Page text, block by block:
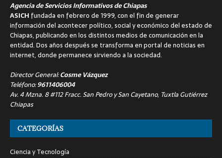
Agencia de Servicios Informativos de Chiapas
ASICH fundada en febrero de 1999, con el fin de generar
información del acontecer político, social y económico del estado de
Chiapas, publicando en los distintos medios de comunicación en la
entidad. Dos años después se transforma en portal de noticias en
internet, donde permanece sirviendo a la sociedad.
Director General:Cosme Vázquez
Teléfono:9611406004
Av. 4 Mzna. 8 #112 Fracc. San Pedro y San Cayetano, Tuxtla Gutiérrez
Chiapas
CATEGORÍAS
Ciencia y Tecnología